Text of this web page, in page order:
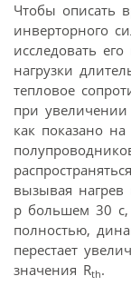
Чтобы описать
инверторного
исследовать
нагрузки
тепловое
при увеличении
как показано
вызывая нагрев
р большем 30 с,
полностью,
перестает
значения Rth.